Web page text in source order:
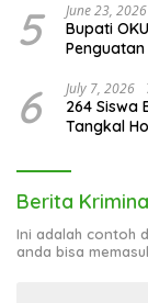
5 June 23, 2026
Bupati
6 July 7, 2026
264 Siswa
Tangkal
Berita
Ini adalah contoh
anda bisa